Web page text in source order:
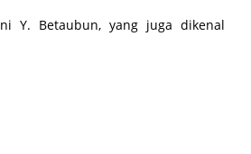
Y. Betaubun, yang juga dikenal